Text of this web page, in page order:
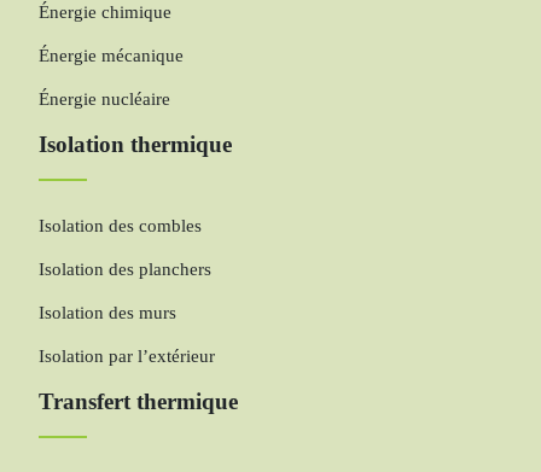
Énergie chimique
Énergie mécanique
Énergie nucléaire
Isolation thermique
Isolation des combles
Isolation des planchers
Isolation des murs
Isolation par l’extérieur
Transfert thermique